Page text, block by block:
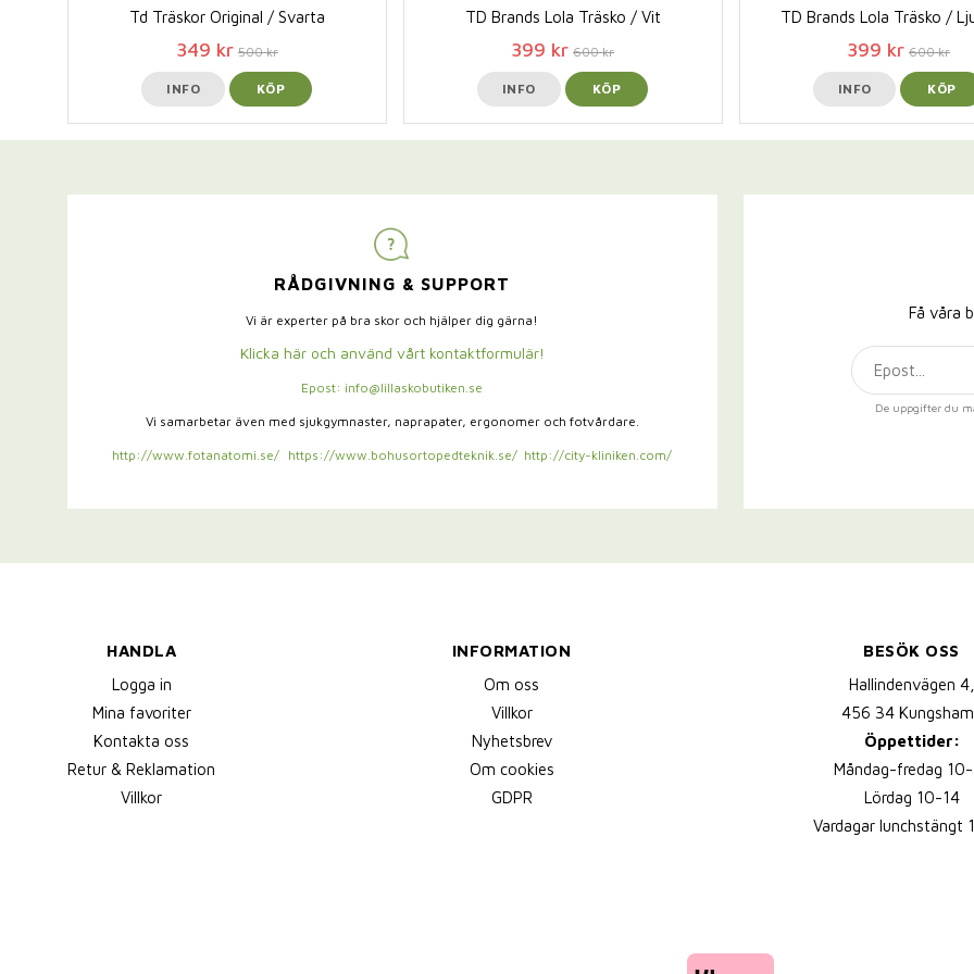
Td Träskor Original / Svarta
349 kr 500 kr
INFO KÖP
TD Brands Lola Träsko / Vit
399 kr 600 kr
INFO KÖP
TD Brands Lola Träsko /
399 kr 600 kr
INFO KÖP
RÅDGIVNING & SUPPORT
Vi är experter på bra skor och hjälper dig gärna!
Klicka här och använd vårt kontaktformulär!
Epost: info@lillaskobutiken.se
Vi samarbetar även med sjukgymnaster, naprapater, ergonomer och fotvårdare.
http://www.fotanatomi.se/ https://www.bohusortopedteknik.se/ http://city-kliniken.com/
Få våra
De uppgifter du
HANDLA
Logga in
Mina favoriter
Kontakta oss
Retur & Reklamation
Villkor
INFORMATION
Om oss
Villkor
Nyhetsbrev
Om cookies
GDPR
BESÖK OSS
Hallindenvägen 4,
456 34
Öppettider:
Måndag-fredag
Lördag 10-14
Vardagar lunchstängt